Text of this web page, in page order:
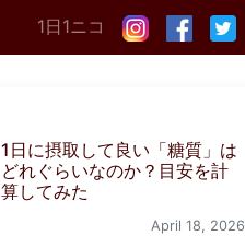
1日1ニコ
1日に摂取して良い「糖質」は
どれぐらいなのか？目安を計
算してみた
April 18, 2026